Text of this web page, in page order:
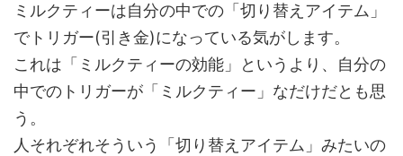
ミルクティーは自分の中での「切り替えアイテム」
でトリガー(引き金)になっている気がします。
これは「ミルクティーの効能」というより、自分の
中でのトリガーが「ミルクティー」なだけだとも思
う。
人それぞれそういう「切り替えアイテム」みたいの